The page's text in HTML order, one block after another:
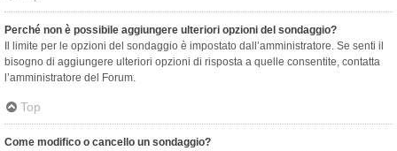
Perché non è possibile aggiungere ulteriori opzioni del sondaggio?
Il limite per le opzioni del sondaggio è impostato dall’amministratore. Se senti il
bisogno di aggiungere ulteriori opzioni di risposta a quelle consentite, contatta
l’amministratore del Forum.
Top
Come modifico o cancello un sondaggio?